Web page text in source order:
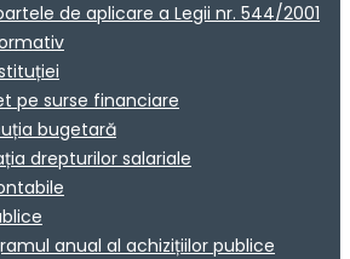
de aplicare a Legii nr. 544/2001
pe surse financiare
bugetară
drepturilor salariale
anual al achizițiilor publice